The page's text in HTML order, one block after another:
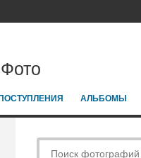
Фото
АЛЬБОМЫ